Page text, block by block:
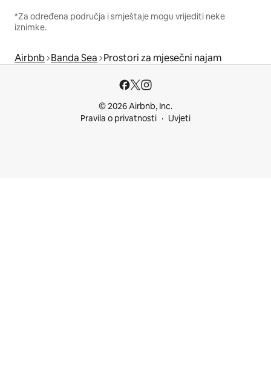
*Za određena područja i smještaje mogu vrijediti neke
iznimke.
Airbnb Banda Sea Prostori za mjesečni najam
© 2026 Airbnb, Inc.
Pravila o privatnosti
Uvjeti